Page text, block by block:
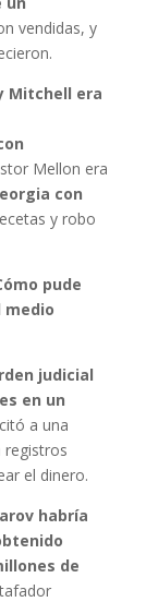
vendidas, y
Mitchell era
Mellon era
con
y robo
pude
medio
judicial
en un
a una
registros
el dinero.
habría
de